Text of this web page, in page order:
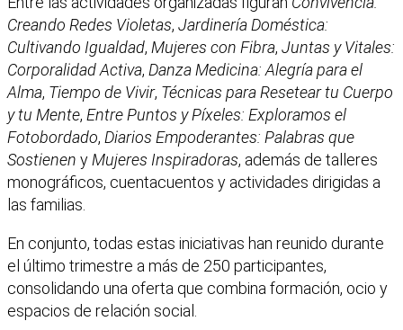
Creando Redes Violetas, Jardinería Doméstica:
Cultivando Igualdad, Mujeres con Fibra, Juntas y Vitales:
Corporalidad Activa, Danza Medicina: Alegría para el
Alma, Tiempo de Vivir, Técnicas para Resetear tu Cuerpo
y tu Mente, Entre Puntos y Píxeles: Exploramos el
Fotobordado, Diarios Empoderantes: Palabras que
Sostienen yMujeres Inspiradoras, además de talleres
monográficos, cuentacuentos y actividades dirigidas a
las familias.
En conjunto, todas estas iniciativas han reunido durante
el último trimestre a más de 250 participantes,
consolidando una oferta que combina formación, ocio y
espacios de relación social.